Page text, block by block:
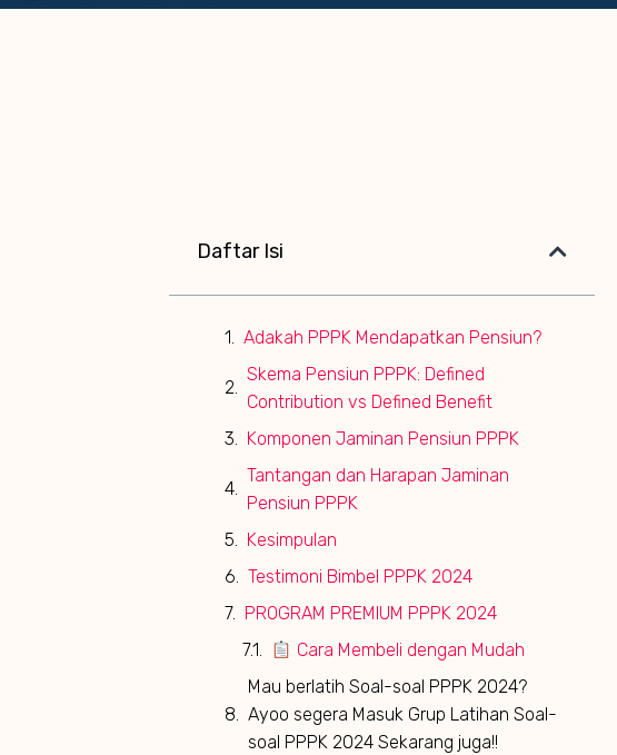
Daftar Isi
Adakah PPPK Mendapatkan Pensiun?
Skema Pensiun PPPK: Defined
Contribution vs Defined Benefit
Komponen Jaminan Pensiun PPPK
Tantangan dan Harapan Jaminan
Pensiun PPPK
Kesimpulan
Testimoni Bimbel PPPK 2024
PROGRAM PREMIUM PPPK 2024
Cara Membeli dengan Mudah
Mau berlatih Soal-soal PPPK 2024?
Ayoo segera Masuk Grup Latihan Soal-
soal PPPK 2024 Sekarang juga!!